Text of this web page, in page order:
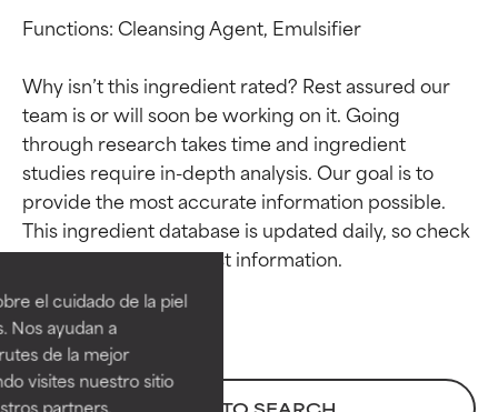
el cuidado de la piel
Nos ayudan a
de la mejor
visites nuestro sitio
partners,
Functions: Cleansing Agent, Emulsifier
Why isn’t this ingredient rated? Rest assured our
team is or will soon be working on it. Going
through research takes time and ingredient
studies require in-depth analysis. Our goal is to
provide the most accurate information possible.
This ingredient database is updated daily, so check
Calificaciones de
ingredientes
EXCELENTE
Ingrediente sobresaliente con
beneficios reales para la piel. Su
eficacia está demostrada y
Calificaciones de
ingredientes
EXCELENTE
Ingrediente sobresaliente con
beneficios reales para la piel. Su
eficacia está demostrada y